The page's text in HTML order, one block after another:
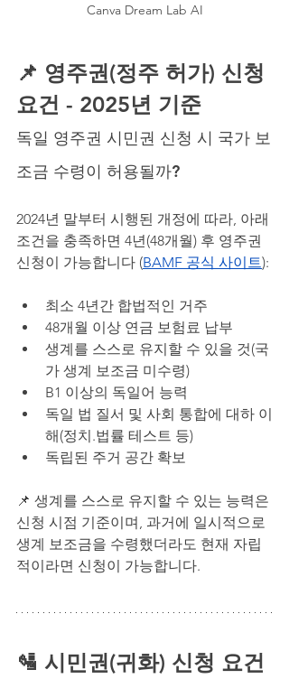
Canva Dream Lab AI
📌 영주권(정주 허가) 신청
요건 - 2025년 기준
독일 영주권 시민권 신청 시 국가 보
조금 수령이 허용될까?
2024년 말부터 시행된 개정에 따라, 아래
조건을 충족하면 4년(48개월) 후 영주권
신청이 가능합니다 (BAMF 공식 사이트):
최소 4년간 합법적인 거주
48개월 이상 연금 보험료 납부
생계를 스스로 유지할 수 있을 것(국
가 생계 보조금 미수령)
B1 이상의 독일어 능력
독일 법 질서 및 사회 통합에 대하 이
해(정치.법률 테스트 등)
독립된 주거 공간 확보
📌 생계를 스스로 유지할 수 있는 능력은
신청 시점 기준이며, 과거에 일시적으로
생계 보조금을 수령했더라도 현재 자립
적이라면 신청이 가능합니다.
🛂 시민권(귀화) 신청 요건